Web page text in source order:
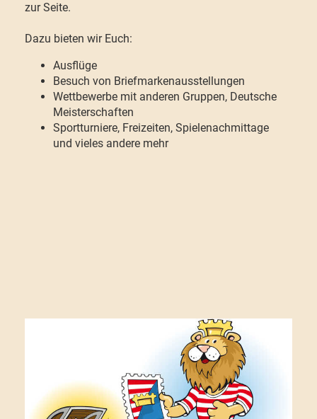
zur Seite.
Dazu bieten wir Euch:
Ausflüge
Besuch von Briefmarkenausstellungen
Wettbewerbe mit anderen Gruppen, Deutsche
Meisterschaften
Sportturniere, Freizeiten, Spielenachmittage
und vieles andere mehr